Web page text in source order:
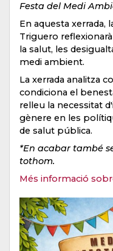
Festa del Medi
En aquesta xerrada,
Triguero
la salut, les
medi ambient.
La xerrada analitza
condiciona el
relleu la necessitat
gènere en les
de salut pública.
*En acabar també
tothom.
Més informació